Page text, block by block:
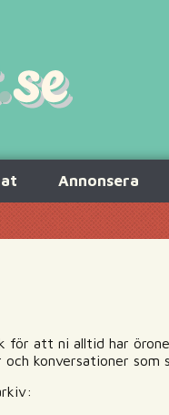
Annonsera
att ni alltid har
konversationer som